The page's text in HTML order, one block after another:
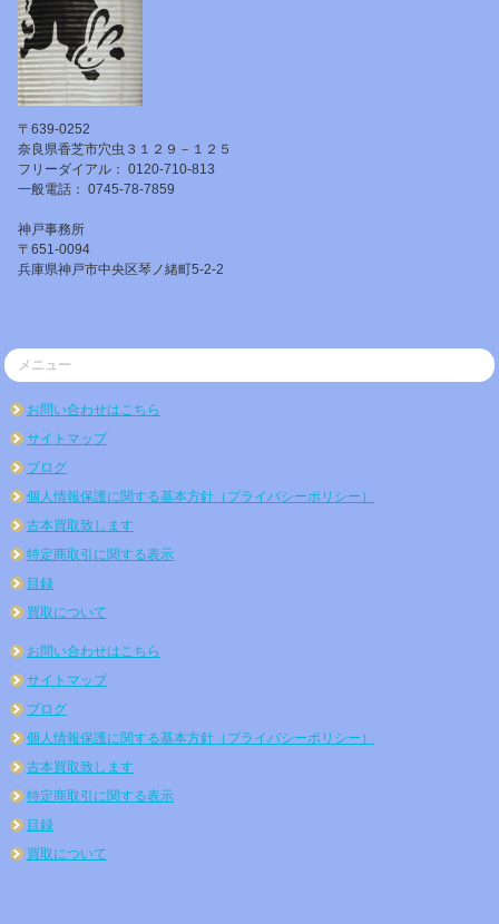
〒639-0252
奈良県香芝市穴虫３１２９－１２５
フリーダイアル： 0120-710-813
一般電話： 0745-78-7859
神戸事務所
〒651-0094
兵庫県神戸市中央区琴ノ緒町5-2-2
メニュー
お問い合わせはこちら
サイトマップ
ブログ
個人情報保護に関する基本方針（プライバシーポリシー）
古本買取致します
特定商取引に関する表示
目録
買取について
お問い合わせはこちら
サイトマップ
ブログ
個人情報保護に関する基本方針（プライバシーポリシー）
古本買取致します
特定商取引に関する表示
目録
買取について